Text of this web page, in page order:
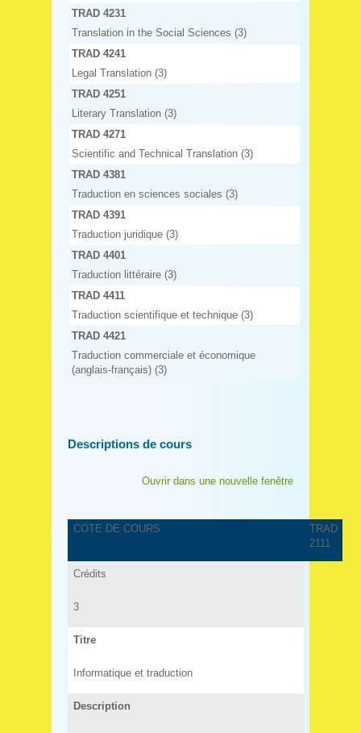
TRAD 4231
Translation in the Social Sciences (3)
TRAD 4241
Legal Translation (3)
TRAD 4251
Literary Translation (3)
TRAD 4271
Scientific and Technical Translation (3)
TRAD 4381
Traduction en sciences sociales (3)
TRAD 4391
Traduction juridique (3)
TRAD 4401
Traduction littéraire (3)
TRAD 4411
Traduction scientifique et technique (3)
TRAD 4421
Traduction commerciale et économique
(anglais-français) (3)
Descriptions de cours
Ouvrir dans une nouvelle fenêtre
COTE DE COURS
TRAD
2111
Crédits
3
Titre
Informatique et traduction
Description